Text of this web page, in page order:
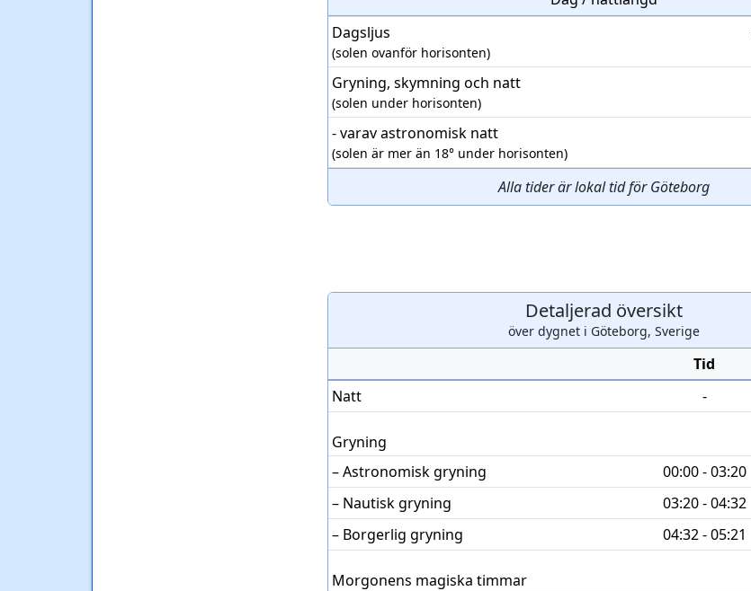
Dagsljus
(solen ovanför horisonten)
Gryning, skymning och natt
(solen under horisonten)
- varav astronomisk natt
(solen är mer än 18° under horisonten)
Alla tider är lokal tid för Göteborg
Detaljerad översikt
över dygnet i Göteborg, Sverige
Tid
Natt
-
Gryning
– Astronomisk gryning
00:00 - 03:20
– Nautiskgryning 03:20 - 04:32
– Borgerliggryning 04:32 - 05:21
Morgonens magiska timmar